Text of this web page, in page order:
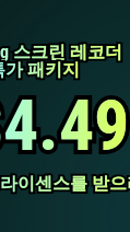
스크린 레코더
스크린 레코더
가 패키지
가 패키지
이센스를 받
이센스를 받